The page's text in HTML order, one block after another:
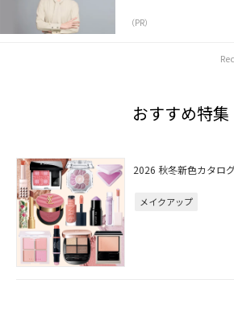
（PR）
おすすめ特集
2026 秋冬新色カタロ
メイクアップ